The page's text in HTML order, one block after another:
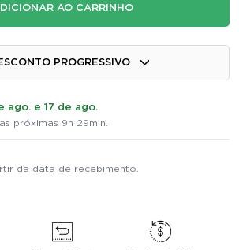
AO CARRINHO
PROGRESSIVO
ago. e 17 de ago.
próximas 9h 29min.
da data de recebimento.